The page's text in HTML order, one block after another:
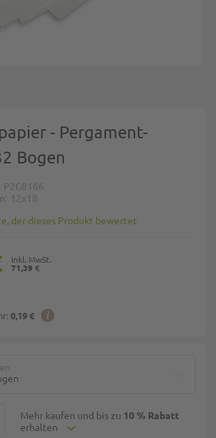
- Pergament-
Bogen
P2G8166
12x18
der dieses Produkt bewertet
0,19 €
71,39 €
Mehr kaufen und bis zu 10 % Rabatt
erhalten